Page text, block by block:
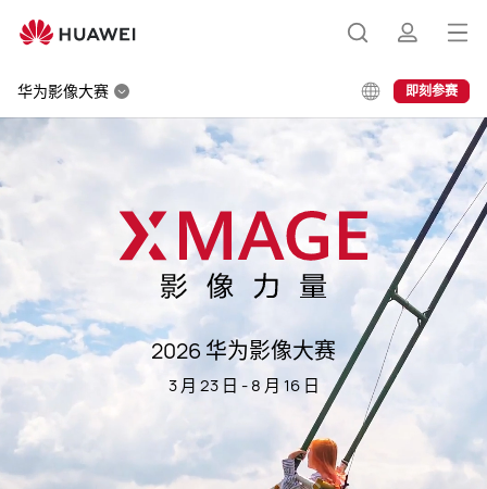
大
赛
（XMAGE
Awards）
品
索
介
打
开
菜
单
2026 华为影像大赛
3 月 23 日 - 8 月 16 日
华为影像大赛 即刻参赛